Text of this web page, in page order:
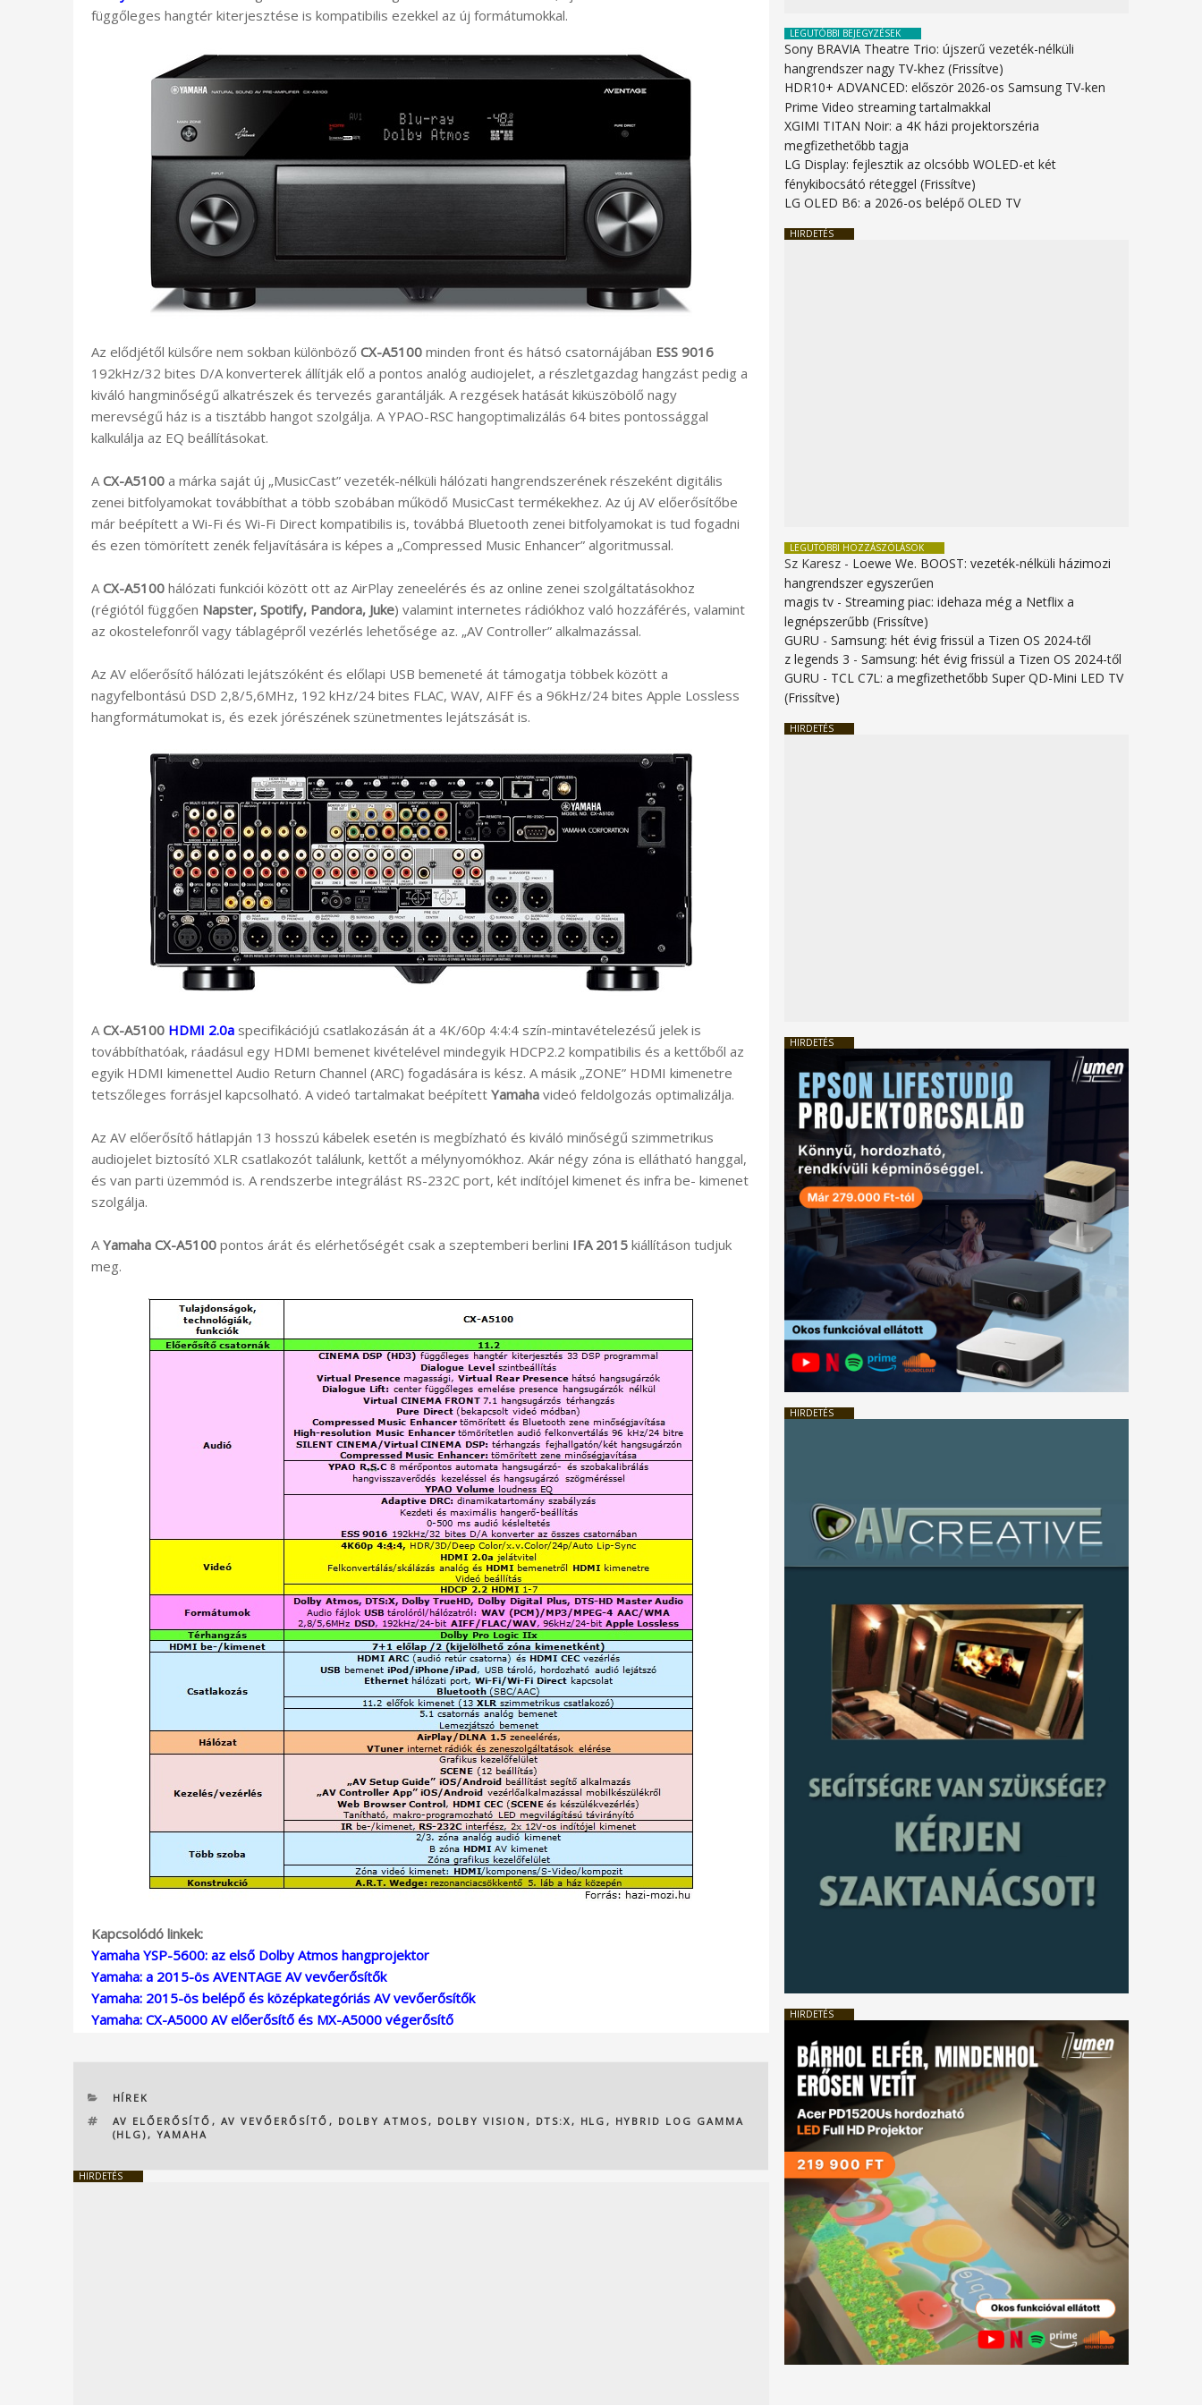
függőleges hangtér kiterjesztése is kompatibilis ezekkel az új formátumokkal.
Az elődjétől külsőre nem sokban különböző CX-A5100 minden front és hátsó csatornájában ESS 9016
192kHz/32 bites D/A konverterek állítják elő a pontos analóg audiojelet, a részletgazdag hangzást pedig a
kiváló hangminőségű alkatrészek és tervezés garantálják. A rezgések hatását kiküszöbölő nagy
merevségű ház is a tisztább hangot szolgálja. A YPAO-RSC hangoptimalizálás 64 bites pontossággal
kalkulálja az EQ beállításokat.
A CX-A5100 a márka saját új „MusicCast” vezeték-nélküli hálózati hangrendszerének részeként digitális
zenei bitfolyamokat továbbíthat a több szobában működő MusicCast termékekhez. Az új AV előerősítőbe
már beépített a Wi-Fi és Wi-Fi Direct kompatibilis is, továbbá Bluetooth zenei bitfolyamokat is tud fogadni
és ezen tömörített zenék feljavítására is képes a „Compressed Music Enhancer” algoritmussal.
A CX-A5100 hálózati funkciói között ott az AirPlay zeneelérés és az online zenei szolgáltatásokhoz
(régiótól függően Napster, Spotify, Pandora, Juke) valamint internetes rádiókhoz való hozzáférés, valamint
az okostelefonről vagy táblagépről vezérlés lehetősége az. „AV Controller” alkalmazással.
Az AV előerősítő hálózati lejátszóként és előlapi USB bemeneté át támogatja többek között a
nagyfelbontású DSD 2,8/5,6MHz, 192 kHz/24 bites FLAC, WAV, AIFF és a 96kHz/24 bites Apple Lossless
hangformátumokat is, és ezek jórészének szünetmentes lejátszását is.
A CX-A5100 HDMI 2.0a specifikációjú csatlakozásán át a 4K/60p 4:4:4 szín-mintavételezésű jelek is
továbbíthatóak, ráadásul egy HDMI bemenet kivételével mindegyik HDCP2.2 kompatibilis és a kettőből az
egyik HDMI kimenettel Audio Return Channel (ARC) fogadására is kész. A másik „ZONE” HDMI kimenetre
tetszőleges forrásjel kapcsolható. A videó tartalmakat beépített Yamaha videó feldolgozás optimalizálja.
Az AV előerősítő hátlapján 13 hosszú kábelek esetén is megbízható és kiváló minőségű szimmetrikus
audiojelet biztosító XLR csatlakozót találunk, kettőt a mélynyomókhoz. Akár négy zóna is ellátható hanggal,
és van parti üzemmód is. A rendszerbe integrálást RS-232C port, két indítójel kimenet és infra be- kimenet
szolgálja.
A Yamaha CX-A5100 pontos árát és elérhetőségét csak a szeptemberi berlini IFA 2015 kiállításon tudjuk
meg.
Kapcsolódó linkek:
Yamaha YSP-5600: az első Dolby Atmos hangprojektor
Yamaha: a 2015-ös AVENTAGE AV vevőerősítők
Yamaha: 2015-ös belépő és középkategóriás AV vevőerősítők
Yamaha: CX-A5000 AV előerősítő és MX-A5000 végerősítő
KATEGÓRIÁK
HÍREK
CÍMKÉK
AV ELŐERŐSÍTŐ , AV VEVŐERŐSÍTŐ , DOLBY ATMOS , DOLBY VISION , DTS:X , HLG , HYBRID LOG GAMMA
(HLG) , YAMAHA
HIRDETÉS
LEGUTÓBBI BEJEGYZÉSEK
Sony BRAVIA Theatre Trio: újszerű vezeték-nélküli
hangrendszer nagy TV-khez (Frissítve)
HDR10+ ADVANCED: először 2026-os Samsung TV-ken
Prime Video streaming tartalmakkal
XGIMI TITAN Noir: a 4K házi projektorszéria
megfizethetőbb tagja
LG Display: fejlesztik az olcsóbb WOLED-et két
fénykibocsátó réteggel (Frissítve)
LG OLED B6: a 2026-os belépő OLED TV
HIRDETÉS
LEGUTÓBBI HOZZÁSZÓLÁSOK
Sz Karesz - Loewe We. BOOST: vezeték-nélküli házimozi
hangrendszer egyszerűen
magis tv -Streaming piac: idehaza még a Netflix a
legnépszerűbb (Frissítve)
GURU -Samsung: hét évig frissül a Tizen OS 2024-től
z legends 3 -Samsung: hét évig frissül a Tizen OS 2024-től
GURU - TCL C7L: a megfizethetőbb Super QD-Mini LED TV
(Frissítve)
HIRDETÉS
HIRDETÉS
HIRDETÉS
HIRDETÉS